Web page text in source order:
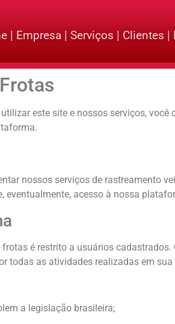
| Empresa| Serviços | Clientes |
este site e nossos serviços,
nossos serviços de rastreamento
eventualmente, acesso à nossa
é restrito a usuários
todas as atividades realizadas em sua
a legislação brasileira;